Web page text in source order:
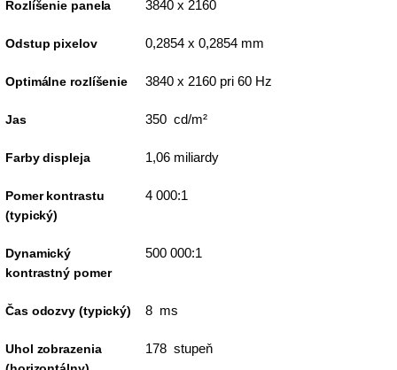
Rozlíšenie panela 3840 x 2160
Odstup pixelov 0,2854 x 0,2854 mm
Optimálne rozlíšenie 3840 x 2160 pri 60 Hz
Jas 350 cd/m²
Farby displeja 1,06 miliardy
Pomer kontrastu
(typický)
4 000:1
Dynamický
kontrastný pomer
500 000:1
Čas odozvy (typický) 8 ms
Uhol zobrazenia
178 stupeň